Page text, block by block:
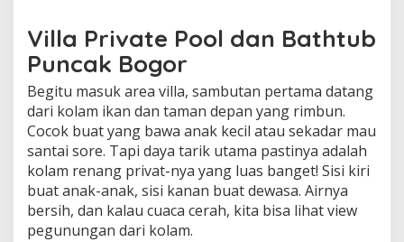
Villa Private Pool dan Bathtub
Puncak Bogor
Begitu masuk area villa, sambutan pertama datang
dari kolam ikan dan taman depan yang rimbun.
Cocok buat yang bawa anak kecil atau sekadar mau
santai sore. Tapi daya tarik utama pastinya adalah
kolam renang privat-nya yang luas banget! Sisi kiri
buat anak-anak, sisi kanan buat dewasa. Airnya
bersih, dan kalau cuaca cerah, kita bisa lihat view
pegunungan dari kolam.